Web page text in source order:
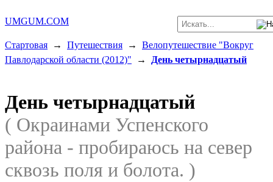
UMGUM.COM
Стартовая → Путешествия → Велопутешествие "Вокруг
Павлодарской области (2012)" → День четырнадцатый
День четырнадцатый
( Окраинами Успенского
района - пробираюсь на север
сквозь поля и болота. )